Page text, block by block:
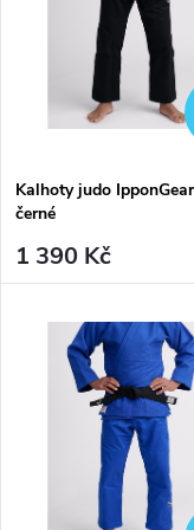
Kalhoty judo
černé
1 390 Kč